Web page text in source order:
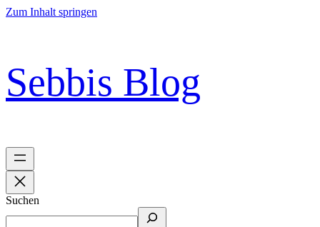
Zum Inhalt springen
Sebbis Blog
Suchen